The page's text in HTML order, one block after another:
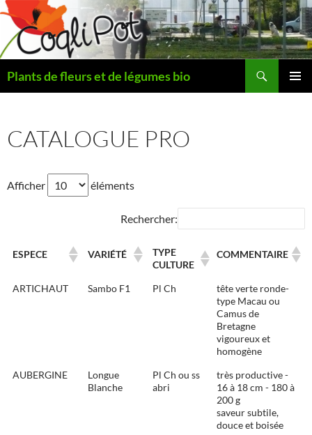
Aller
contenu
Plants de fleurs et de légumes bio
CATALOGUE PRO
Afficher éléments
Rechercher:
ESPECE VARIÉTÉ
TYPE
CULTURE
COMMENTAIRE
ARTICHAUT Sambo F1 Pl Ch
tête verte ronde-
type Macau ou
Camus de
Bretagne 
vigoureux et
homogène
AUBERGINE
Longue
Blanche
Pl Ch ou ss
abri
très productive -
16 à 18 cm - 180 à
200 g
saveur subtile,
douce et boisée